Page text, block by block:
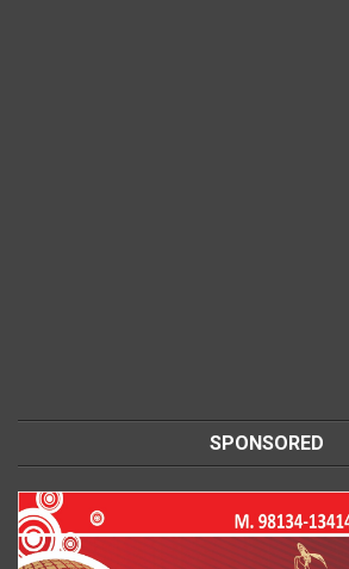
SPONSORED